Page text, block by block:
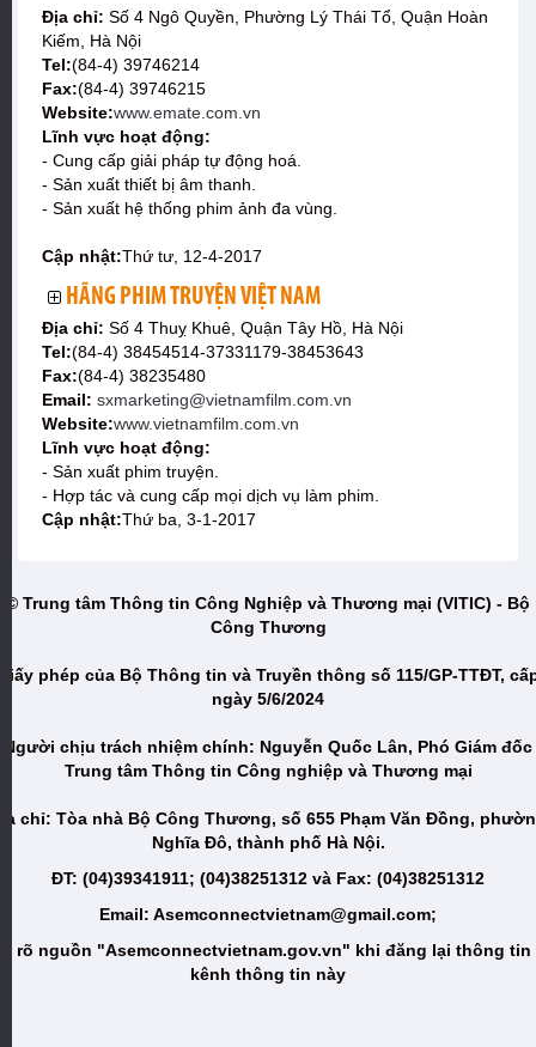
Địa chỉ: Số 4 Ngô Quyền, Phường Lý Thái Tổ, Quận Hoàn
Kiếm, Hà Nội
Tel:(84-4) 39746214
Fax:(84-4) 39746215
Website:www.emate.com.vn
Lĩnh vực hoạt động:
- Cung cấp giải pháp tự động hoá.
- Sản xuất thiết bị âm thanh.
- Sản xuất hệ thống phim ảnh đa vùng.
Cập nhật:Thứ tư, 12-4-2017
HÃNG PHIM TRUYỆN VIỆT NAM
Địa chỉ: Số 4 Thuỵ Khuê, Quận Tây Hồ, Hà Nội
Tel:(84-4) 38454514-37331179-38453643
Fax:(84-4) 38235480
Email: sxmarketing@vietnamfilm.com.vn
Website:www.vietnamfilm.com.vn
Lĩnh vực hoạt động:
- Sản xuất phim truyện.
- Hợp tác và cung cấp mọi dịch vụ làm phim.
Cập nhật:Thứ ba, 3-1-2017
© Trung tâm Thông tin Công Nghiệp và Thương mại (VITIC) - Bộ
Công Thương
phép của Bộ Thông tin và Truyền thông số 115/GP-TTĐT,
ngày 5/6/2024
Người chịu trách nhiệm chính: Nguyễn Quốc Lân, Phó Giám đốc
Trung tâm Thông tin Công nghiệp và Thương mại
chỉ: Tòa nhà Bộ Công Thương, số 655 Phạm Văn Đồng,
Nghĩa Đô, thành phố Hà Nội.
ĐT: (04)39341911; (04)38251312 và Fax: (04)38251312
Email: Asemconnectvietnam@gmail.com;
rõ nguồn "Asemconnectvietnam.gov.vn" khi đăng lại thông tin
kênh thông tin này